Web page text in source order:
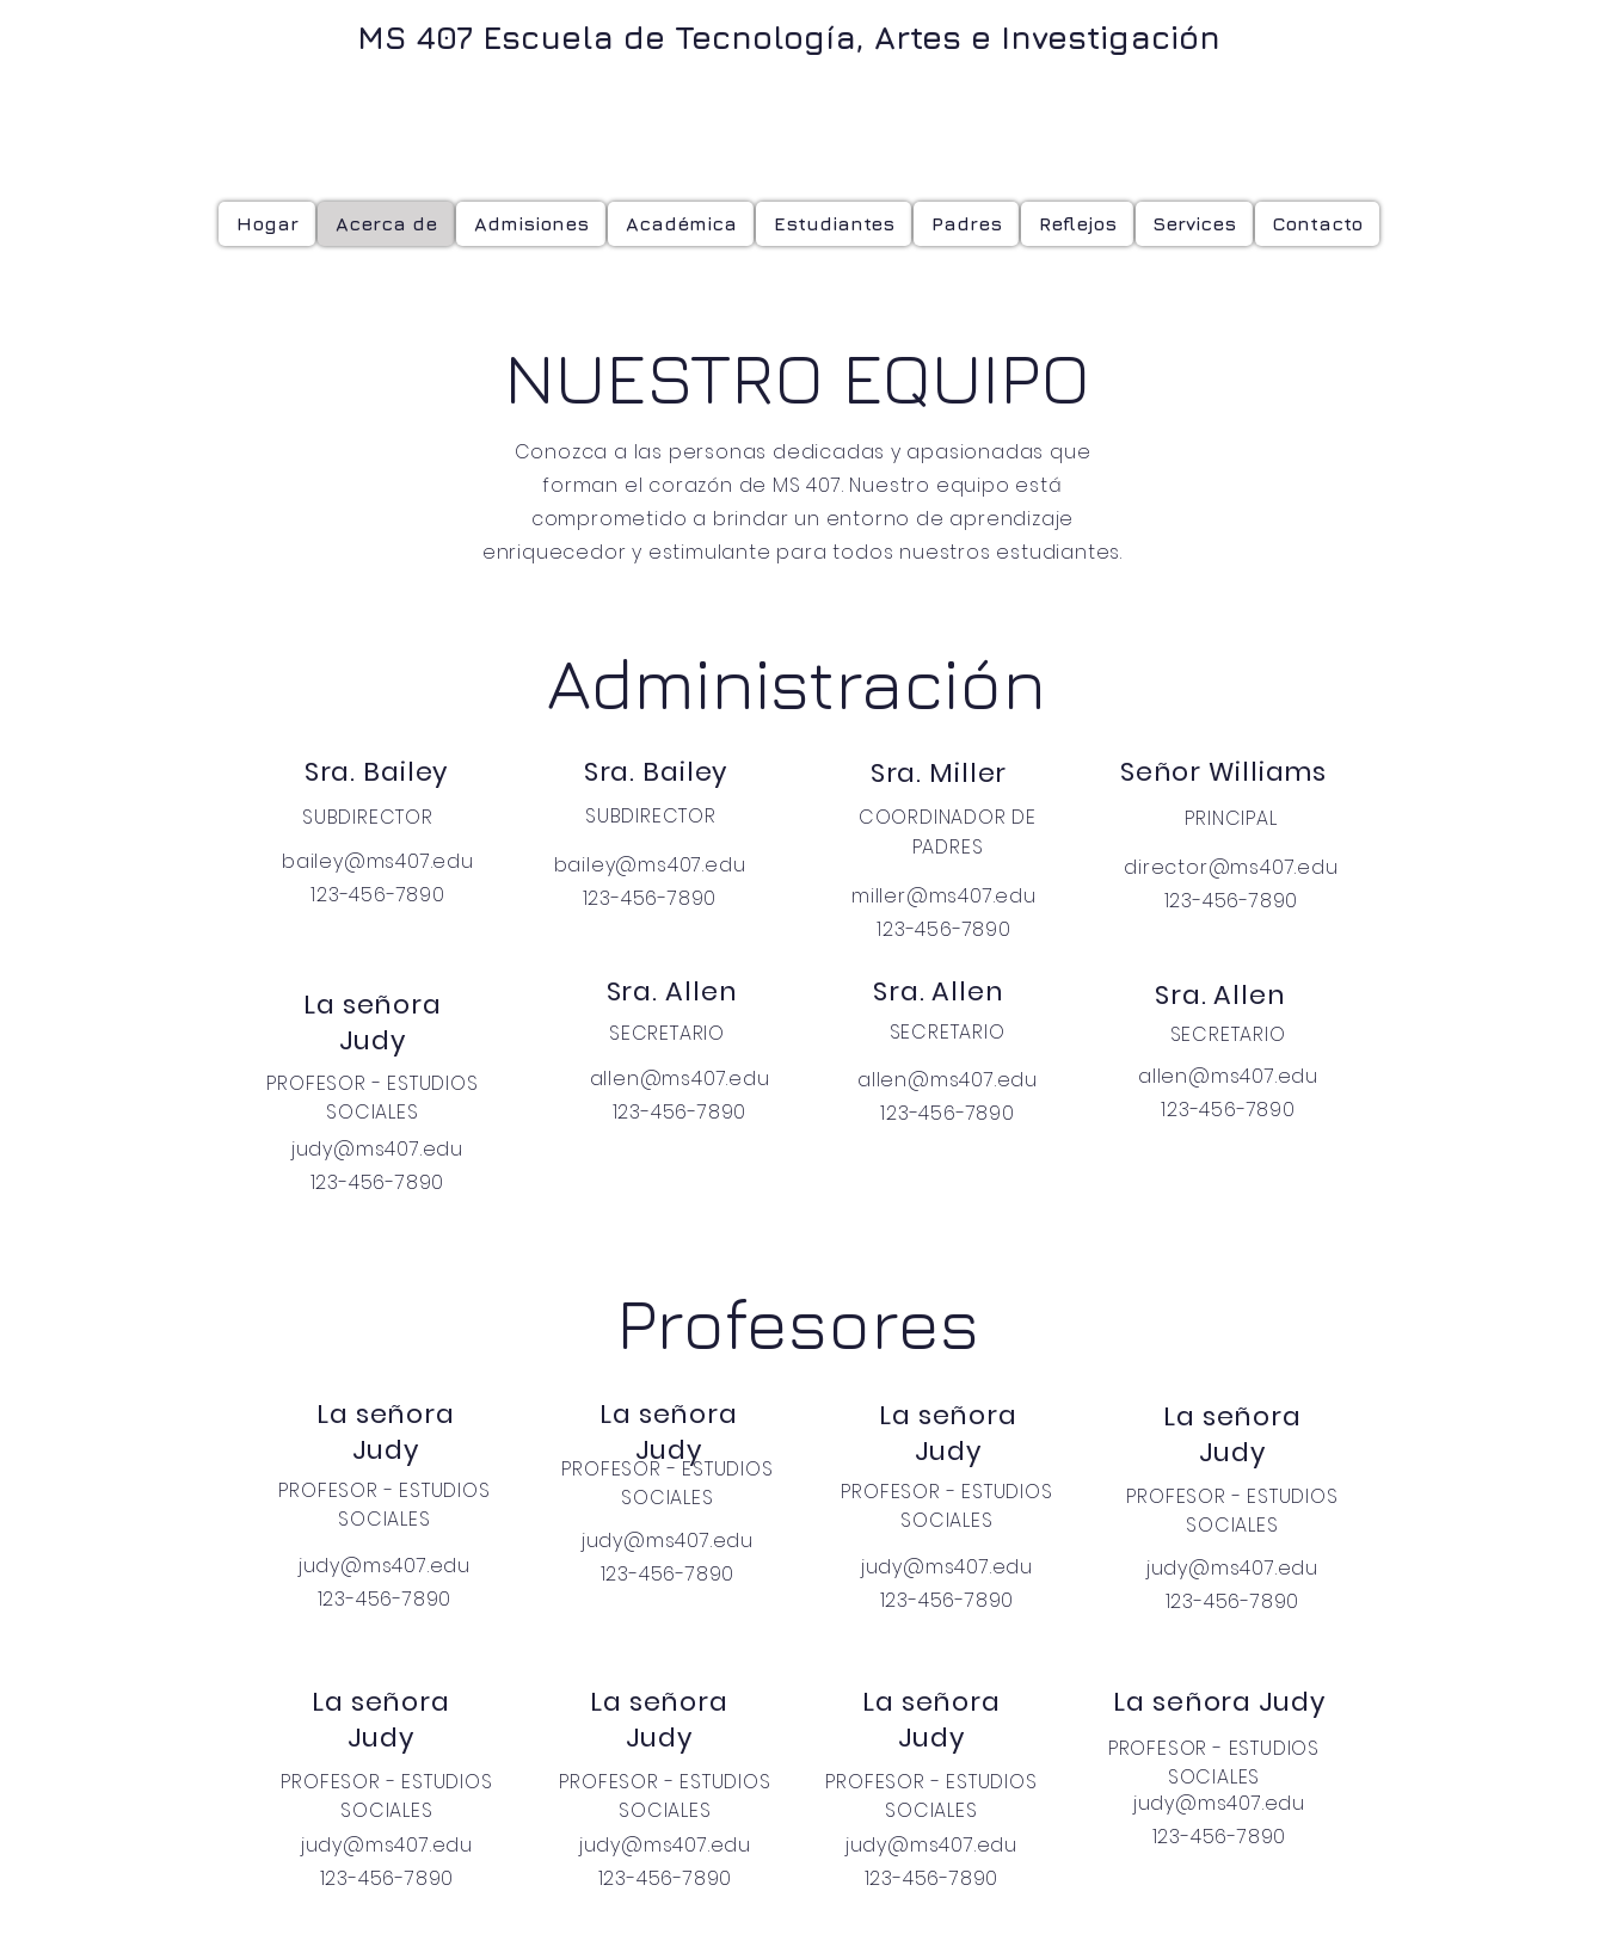
MS 407 Escuela de Tecnología, Artes e Investigación
Hogar Acerca de Admisiones Académica Estudiantes Padres Reflejos Services Contacto
NUESTRO EQUIPO
Conozca a las personas dedicadas y apasionadas que
forman el corazón de MS 407. Nuestro equipo está
comprometido a brindar un entorno de aprendizaje
enriquecedor y estimulante para todos nuestros estudiantes.
Administración
Sra. Bailey
SUBDIRECTOR
bailey@ms407.edu
123-456-7890
Sra. Bailey
SUBDIRECTOR
bailey@ms407.edu
123-456-7890
Sra. Miller
COORDINADOR DE
PADRES
miller@ms407.edu
123-456-7890
Señor Williams
PRINCIPAL
director@ms407.edu
123-456-7890
La señora
Judy
PROFESOR - ESTUDIOS
SOCIALES
judy@ms407.edu
123-456-7890
Sra. Allen
SECRETARIO
allen@ms407.edu
123-456-7890
Sra. Allen
SECRETARIO
allen@ms407.edu
123-456-7890
Sra. Allen
SECRETARIO
allen@ms407.edu
123-456-7890
Profesores
La señora
Judy
PROFESOR - ESTUDIOS
SOCIALES
judy@ms407.edu
123-456-7890
La señora
Judy
PROFESOR - ESTUDIOS
SOCIALES
judy@ms407.edu
123-456-7890
La señora
Judy
PROFESOR - ESTUDIOS
SOCIALES
judy@ms407.edu
123-456-7890
La señora
Judy
PROFESOR - ESTUDIOS
SOCIALES
judy@ms407.edu
123-456-7890
La señora
Judy
PROFESOR - ESTUDIOS
SOCIALES
judy@ms407.edu
123-456-7890
La señora
Judy
PROFESOR - ESTUDIOS
SOCIALES
judy@ms407.edu
123-456-7890
La señora
Judy
PROFESOR - ESTUDIOS
SOCIALES
judy@ms407.edu
123-456-7890
La señora Judy
PROFESOR - ESTUDIOS
SOCIALES
judy@ms407.edu
123-456-7890